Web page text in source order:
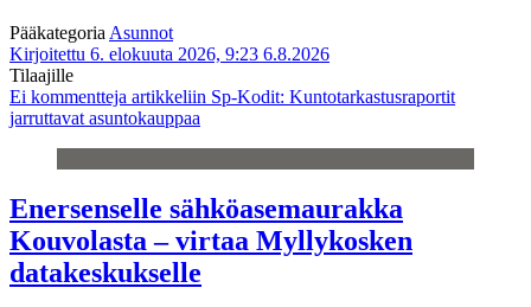
Pääkategoria Asunnot
Kirjoitettu 6. elokuuta 2026, 9:23 6.8.2026
Tilaajille
Ei kommentteja artikkeliin Sp-Kodit: Kuntotarkastusraportit
jarruttavat asuntokauppaa
Enersenselle sähköasemaurakka
Kouvolasta – virtaa Myllykosken
datakeskukselle